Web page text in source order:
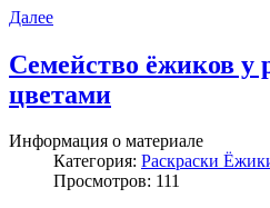
Далее
Семейство ёжиков у
цветами
Информация о материале
Категория: Раскраски
Просмотров: 111